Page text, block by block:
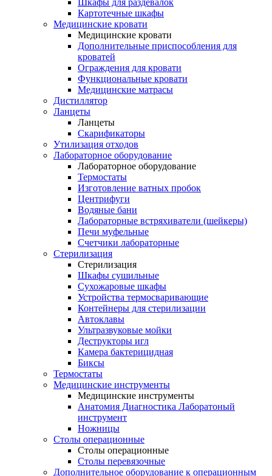
Шкафы для раздевалок
Картотечные шкафы
Медицинские кровати
Медицинские кровати
Дополнительные приспособления для
кроватей
Ограждения для кровати
Функциональные кровати
Медицинские матрасы
Дистиллятор
Ланцеты
Ланцеты
Скарификаторы
Утилизация отходов
Лабораторное оборудование
Лабораторное оборудование
Термостаты
Изготовление ватных пробок
Центрифуги
Водяные бани
Лабораторные встряхиватели (шейкеры)
Печи муфельные
Счетчики лабораторные
Стерилизация
Стерилизация
Шкафы сушильные
Сухожаровые шкафы
Устройства термосваривающие
Контейнеры для стерилизации
Автоклавы
Ультразвуковые мойки
Деструкторы игл
Камера бактерицидная
Биксы
Термостаты
Медицинские инструменты
Медицинские инструменты
Анатомия Диагностика Лаборатоный
инструмент
Ножницы
Столы операционные
Столы операционные
Столы перевязочные
Дополнительное оборудование к операционным